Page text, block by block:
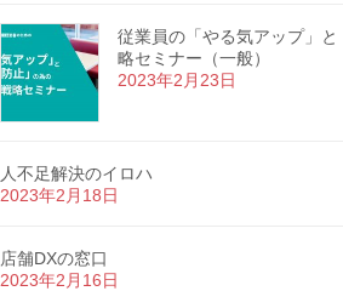
従業員の「やる気アップ」
略セミナー（一般）
2023年2月23日
人不足解決のイロハ
2023年2月18日
店舗DXの窓口
2023年2月16日